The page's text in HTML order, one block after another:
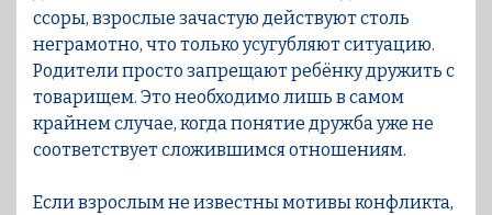
ссоры, взрослые зачастую действуют столь
неграмотно, что только усугубляют ситуацию.
Родители просто запрещают ребёнку дружить с
товарищем. Это необходимо лишь в самом
крайнем случае, когда понятие дружба уже не
соответствует сложившимся отношениям.
Если взрослым не известны мотивы конфликта,